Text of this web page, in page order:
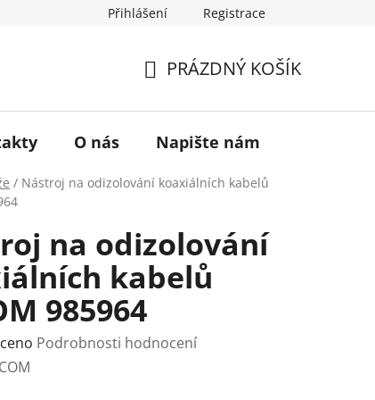
Historie značky TONA
Přihlášení Registrace
KOŠÍK
PRÁZDNÝ KOŠÍK
O nás Napište nám
/ Nástroj na odizolování koaxiálních kabelů
na odizolování
kabelů
985964
Podrobnosti hodnocení